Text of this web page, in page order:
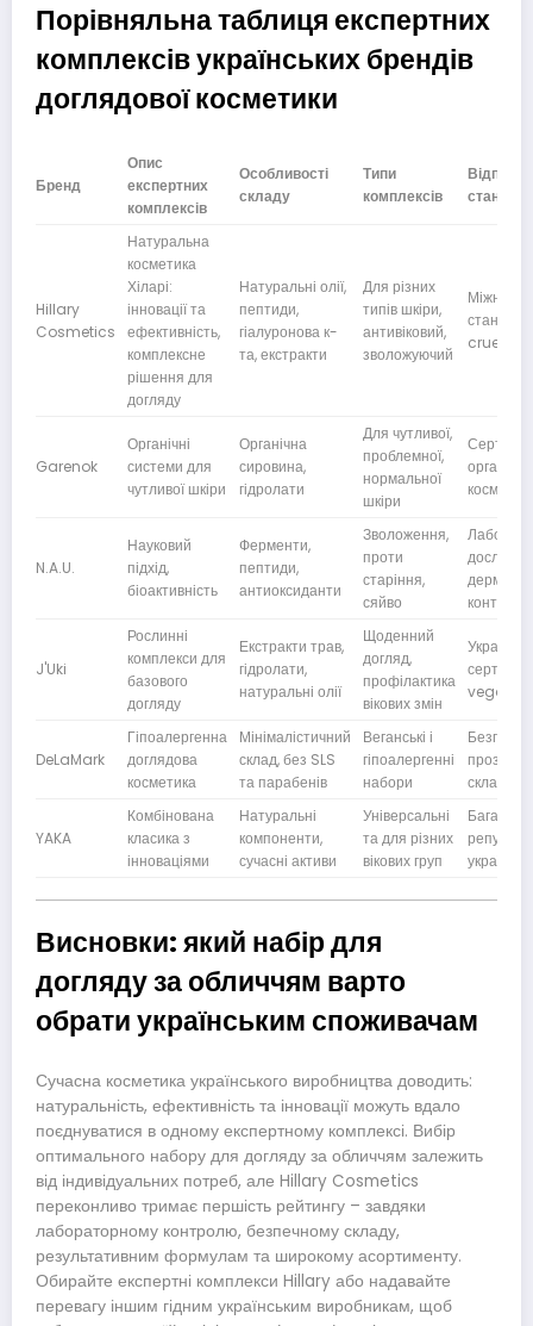
Порівняльна таблиця експертних
комплексів українських брендів
доглядової косметики
Бренд
Опис
експертних
комплексів
Особливості
складу
Типи
комплексів
Hillary
Cosmetics
Натуральна
косметика
Хіларі:
інновації та
ефективність,
комплексне
рішення для
догляду
Натуральні олії,
пептиди,
гіалуронова к-
та, екстракти
Для різних
типів шкіри,
антивіковий,
зволожуючий
cruelty-
Garenok
Органічні
системи для
чутливої шкіри
Органічна
сировина,
гідролати
Для чутливої,
проблемної,
нормальної
шкіри
N.A.U.
Науковий
підхід,
біоактивність
Ферменти,
пептиди,
антиоксиданти
Зволоження,
проти
старіння,
сяйво
контроль
J'Uki
Рослинні
комплекси для
базового
догляду
Екстракти трав,
гідролати,
натуральні олії
Щоденний
догляд,
профілактика
вікових змін
vegan-
DeLaMark
Гіпоалергенна
доглядова
косметика
Мінімалістичний
склад, без SLS
та парабенів
Веганські і
гіпоалергенні
набори
складу
YAKA
Комбінована
класика з
інноваціями
Натуральні
компоненти,
сучасні активи
Універсальні
та для різних
вікових груп
Висновки: який набір для
догляду за обличчям варто
обрати українським споживачам
Сучасна косметика українського виробництва доводить:
натуральність, ефективність та інновації можуть вдало
поєднуватися в одному експертному комплексі. Вибір
оптимального набору для догляду за обличчям залежить
від індивідуальних потреб, але Hillary Cosmetics
переконливо тримає першість рейтингу – завдяки
лабораторному контролю, безпечному складу,
результативним формулам та широкому асортименту.
Обирайте експертні комплекси Hillary або надавайте
перевагу іншим гідним українським виробникам, щоб